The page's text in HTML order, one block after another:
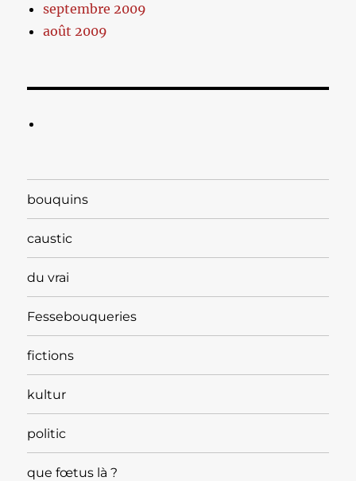
septembre 2009
août 2009
bouquins
caustic
du vrai
Fessebouqueries
fictions
kultur
politic
que fœtus là ?